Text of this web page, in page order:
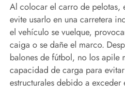
Al colocar el carro de pelotas,
evite usarlo en una carretera
el vehículo se vuelque,
caiga o se dañe el marco.
balones de fútbol, ​​no los apile
capacidad de carga para
estructurales debido a